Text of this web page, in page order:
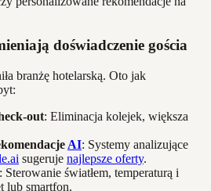
doświadczenie gościa
branżę hotelarską. Oto jak
out: Eliminacja kolejek, większa
AI: Systemy analizujące
sugeruje najlepsze oferty.
: Sterowanie światłem, temperaturą i
lub smartfon.